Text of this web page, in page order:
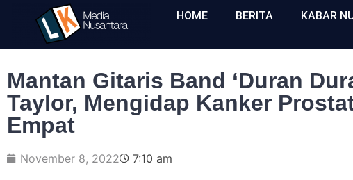
HOME BERITA KABAR
Mantan Gitaris Band ‘Duran
Taylor, Mengidap Kanker
Empat
November 8, 2022 7:10 am